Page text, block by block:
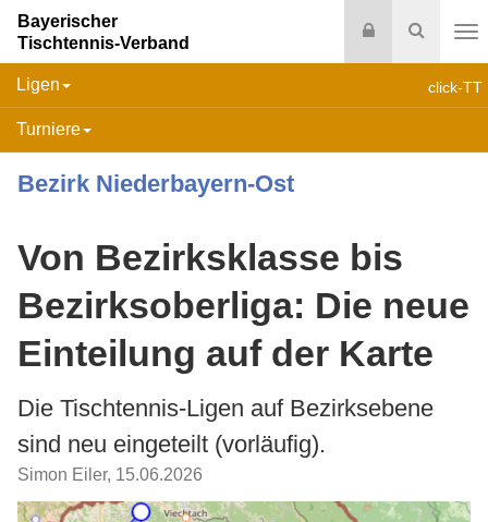
Suche
Login
Bayerischer
Tischtennis-Verband
click-TT
Ligen
Turniere
Bezirk Niederbayern-Ost
Von Bezirksklasse bis
Bezirksoberliga: Die neue
Einteilung auf der Karte
Die Tischtennis-Ligen auf Bezirksebene
sind neu eingeteilt (vorläufig).
Simon Eiler, 15.06.2026